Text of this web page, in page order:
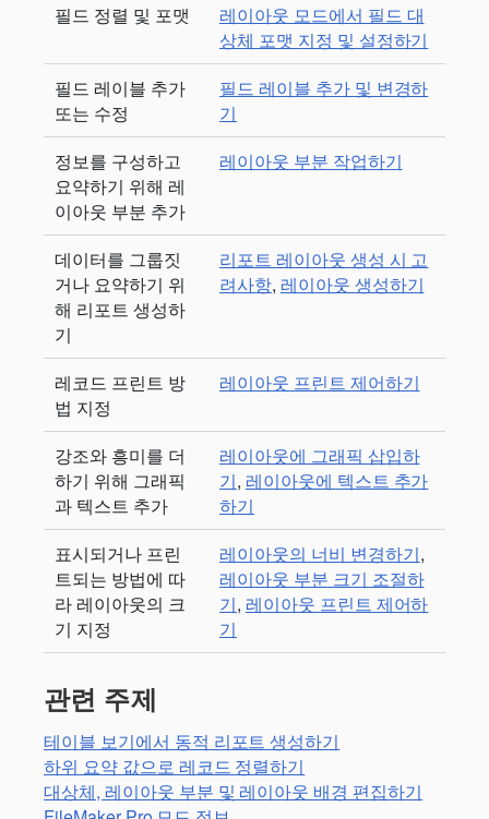
필드 정렬 및 포맷
레이아웃 모드에서 필드 대
상체 포맷 지정 및 설정하기
필드 레이블 추가
또는 수정
필드 레이블 추가 및 변경하
기
정보를 구성하고
요약하기 위해 레
이아웃 부분 추가
레이아웃 부분 작업하기
데이터를 그룹짓
거나 요약하기 위
해 리포트 생성하
기
리포트 레이아웃 생성 시 고
려사항, 레이아웃 생성하기
레코드 프린트 방
법 지정
레이아웃 프린트 제어하기
강조와 흥미를 더
하기 위해 그래픽
과 텍스트 추가
레이아웃에 그래픽 삽입하
기, 레이아웃에 텍스트 추가
하기
표시되거나 프린
트되는 방법에 따
라 레이아웃의 크
기 지정
레이아웃의 너비 변경하기,
레이아웃 부분 크기 조절하
기, 레이아웃 프린트 제어하
기
관련 주제
테이블 보기에서 동적 리포트 생성하기
하위 요약 값으로 레코드 정렬하기
대상체, 레이아웃 부분 및 레이아웃 배경 편집하기